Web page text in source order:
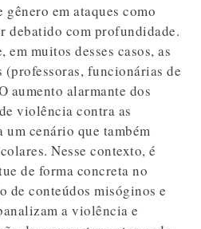
em ataques como
debatido com profundidade.
muitos desses casos, as
funcionárias de
aumento alarmante dos
violência contra as
um cenário que também
Nesse contexto, é
de forma concreta no
de conteúdos misóginos e
a violência e